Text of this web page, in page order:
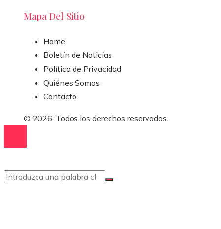
Mapa Del Sitio
Home
Boletín de Noticias
Política de Privacidad
Quiénes Somos
Contacto
© 2026. Todos los derechos reservados.